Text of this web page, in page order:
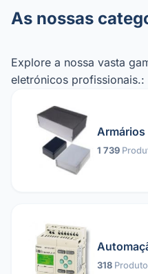
As nossas
Explore a nossa vasta
eletrónicos profissionais.:
Armários
1 739
318